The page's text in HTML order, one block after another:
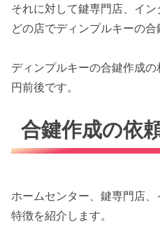
それに対して鍵専門店、イ
どの店でディンプルキーの合
ディンプルキーの合鍵作成
円前後です。
合鍵作成の依
ホームセンター、鍵専門店
特徴を紹介します。